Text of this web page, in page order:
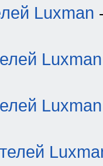
Luxman
Luxman
Luxman